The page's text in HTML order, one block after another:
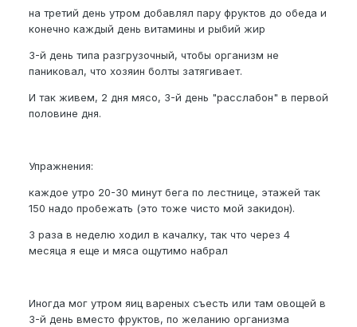
на третий день утром добавлял пару фруктов до обеда и
конечно каждый день витамины и рыбий жир
3-й день типа разгрузочный, чтобы организм не
паниковал, что хозяин болты затягивает.
И так живем, 2 дня мясо, 3-й день "расслабон" в первой
половине дня.
Упражнения:
каждое утро 20-30 минут бега по лестнице, этажей так
150 надо пробежать (это тоже чисто мой закидон).
3 раза в неделю ходил в качалку, так что через 4
месяца я еще и мяса ощутимо набрал
Иногда мог утром яиц вареных съесть или там овощей в
3-й день вместо фруктов, по желанию организма